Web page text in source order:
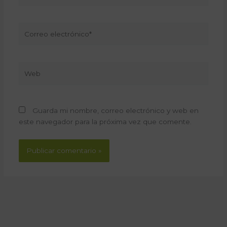
electrónico*
Guarda mi nombre, correo electrónico y web en
este navegador para la próxima vez que comente.